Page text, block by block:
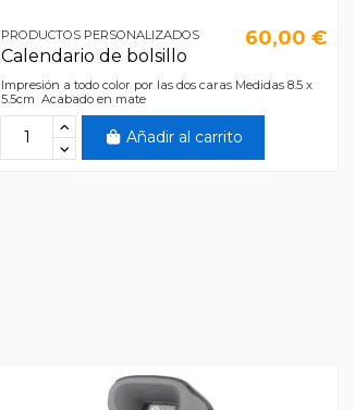
PRODUCTOS PERSONALIZADOS
Calendario de bolsillo
60,00 €
Impresión a todo color por las dos caras Medidas 8.5 x
5.5cm Acabado en mate
Añadir al carrito